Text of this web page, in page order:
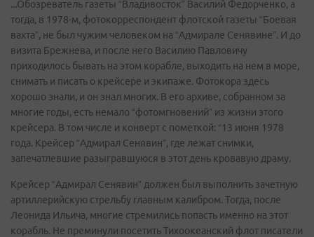
...Обозреватель газеты “Владивосток” Василий Федорченко, а
тогда, в 1978-м, фотокорреспондент флотской газеты “Боевая
вахта”, не был чужим человеком на “Адмирале Сенявине”. И до
визита Брежнева, и после него Василию Павловичу
приходилось бывать на этом корабле, выходить на нем в море,
снимать и писать о крейсере и экипаже. Фотокора здесь
хорошо знали, и он знал многих. В его архиве, собранном за
многие годы, есть немало “фотомгновений” из жизни этого
крейсера. В том числе и конверт с пометкой: “13 июня 1978
года. Крейсер “Адмирал Сенявин”, где лежат снимки,
запечатлевшие разыгравшуюся в этот день кровавую драму.
Крейсер “Адмирал Сенявин” должен был выполнить зачетную
артиллерийскую стрельбу главным калибром. Тогда, после
Леонида Ильича, многие стремились попасть именно на этот
корабль. Не преминули посетить Тихоокеанский флот писатели